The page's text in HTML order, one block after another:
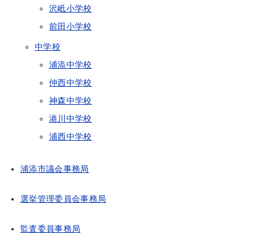
沢岻小学校
前田小学校
中学校
浦添中学校
仲西中学校
神森中学校
港川中学校
浦西中学校
浦添市議会事務局
選挙管理委員会事務局
監査委員事務局